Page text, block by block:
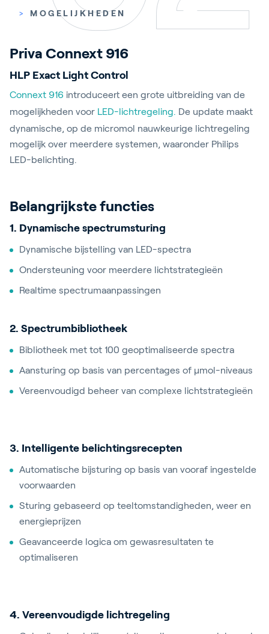
> MOGELIJKHEDEN
Priva Connext 916
HLP Exact Light Control
Connext 916 introduceert een grote uitbreiding van de
mogelijkheden voor LED-lichtregeling. De update maakt
dynamische, op de micromol nauwkeurige lichtregeling
mogelijk over meerdere systemen, waaronder Philips
LED-belichting.
Belangrijkste functies
1. Dynamische spectrumsturing
Dynamische bijstelling van LED-spectra
Ondersteuning voor meerdere lichtstrategieën
Realtime spectrumaanpassingen
2. Spectrumbibliotheek
Bibliotheek met tot 100 geoptimaliseerde spectra
Aansturing op basis van percentages of µmol-niveaus
Vereenvoudigd beheer van complexe lichtstrategieën
3. Intelligente belichtingsrecepten
Automatische bijsturing op basis van vooraf ingestelde
voorwaarden
Sturing gebaseerd op teeltomstandigheden, weer en
energieprijzen
Geavanceerde logica om gewasresultaten te
optimaliseren
4. Vereenvoudigde lichtregeling